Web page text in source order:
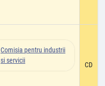
Comisia pentru industrii
si servicii
CD